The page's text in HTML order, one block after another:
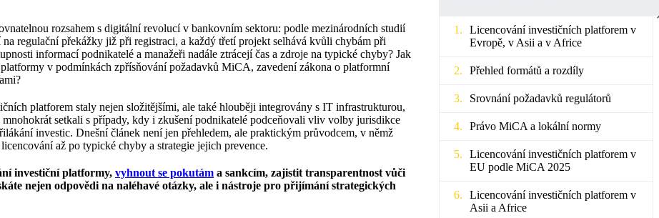
rozsahem s digitální revolucí v bankovním sektoru: podle mezinárodních studií
regulační překážky již při registraci, a každý třetí projekt selhává kvůli chybám při
informací podnikatelé a manažeři nadále ztrácejí čas a zdroje na typické chyby? Jak
v podmínkách zpřísňování požadavků MiCA, zavedení zákona o platformní
platforem staly nejen složitějšími, ale také hlouběji integrovány s IT infrastrukturou,
mnohokrát setkali s případy, kdy i zkušení podnikatelé podceňovali vliv volby jurisdikce
investic. Dnešní článek není jen přehledem, ale praktickým průvodcem, v němž
až po typické chyby a strategie jejich prevence.
investiční platformy, vyhnout se pokutám a sankcím, zajistit transparentnost vůči
nejen odpovědi na naléhavé otázky, ale i nástroje pro přijímání strategických
Licencování investičních platforem v
Evropě, v Asii a v Africe
Přehled formátů a rozdíly
Srovnání požadavků regulátorů
Právo MiCA a lokální normy
Licencování investičních platforem v
EU podle MiCA 2025
Licencování investičních platforem v
Asii a Africe